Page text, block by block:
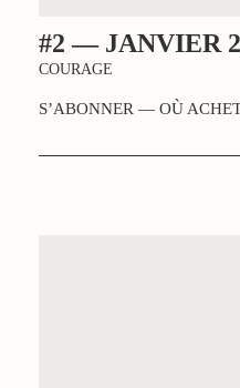
#2 — JANVIER
COURAGE
S’ABONNER — OÙ